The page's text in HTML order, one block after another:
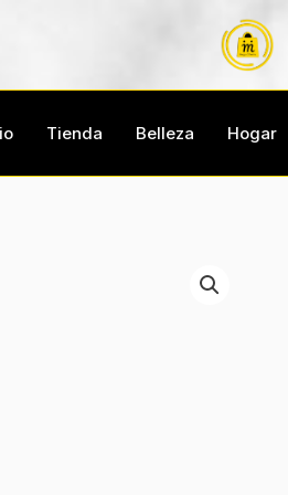
Tienda Belleza Hogar